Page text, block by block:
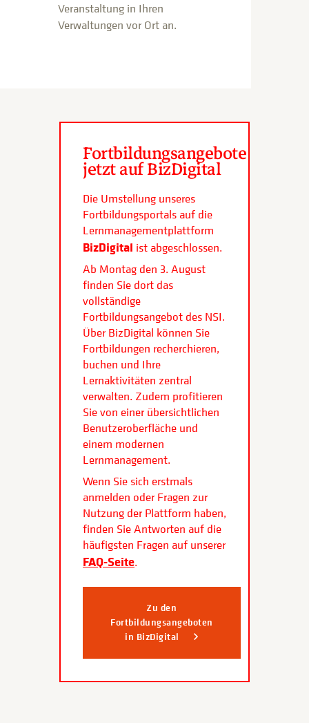
Veranstaltung in Ihren
Verwaltungen vor Ort an.
Fortbildungsangebote
jetzt auf BizDigital
Die Umstellung unseres
Fortbildungsportals auf die
Lernmanagementplattform
BizDigital ist abgeschlossen.
Ab Montag den 3. August
finden Sie dort das
vollständige
Fortbildungsangebot des NSI.
Über BizDigital können Sie
Fortbildungen recherchieren,
buchen und Ihre
Lernaktivitäten zentral
verwalten. Zudem profitieren
Sie von einer übersichtlichen
Benutzeroberfläche und
einem modernen
Lernmanagement.
Wenn Sie sich erstmals
anmelden oder Fragen zur
Nutzung der Plattform haben,
finden Sie Antworten auf die
häufigsten Fragen auf unserer
FAQ-Seite.
Zu den
Fortbildungsangeboten
in BizDigital